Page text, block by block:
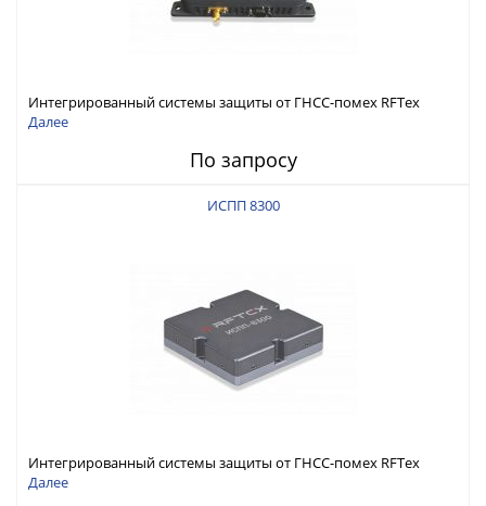
Интегрированный системы защиты от ГНСС-помех RFТех
ИСПП 8400
Далее
По запросу
ИСПП 8300
Интегрированный системы защиты от ГНСС-помех RFТех
ИСПП 8300
Далее